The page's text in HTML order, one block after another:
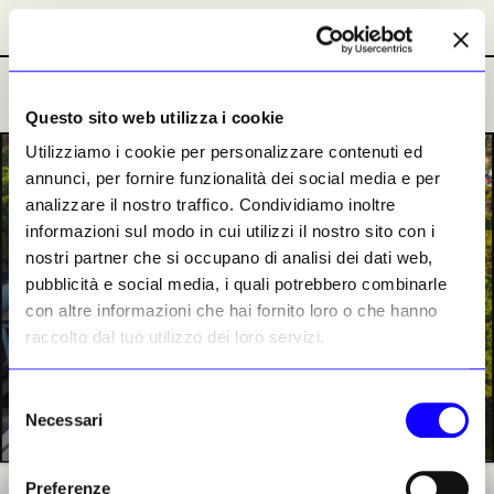
Questo sito web utilizza i cookie
Utilizziamo i cookie per personalizzare contenuti ed
annunci, per fornire funzionalità dei social media e per
analizzare il nostro traffico. Condividiamo inoltre
informazioni sul modo in cui utilizzi il nostro sito con i
nostri partner che si occupano di analisi dei dati web,
pubblicità e social media, i quali potrebbero combinarle
con altre informazioni che hai fornito loro o che hanno
raccolto dal tuo utilizzo dei loro servizi.
Selezione
del
consenso
Necessari
Preferenze
PREMIUM